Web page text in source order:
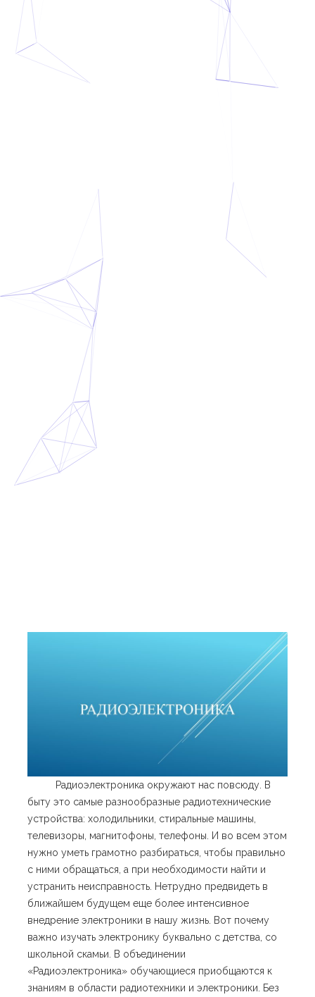
Радиоэлектроника окружают нас повсюду. В
быту это самые разнообразные радиотехнические
устройства: холодильники, стиральные машины,
телевизоры, магнитофоны, телефоны. И во всем этом
нужно уметь грамотно разбираться, чтобы правильно
с ними обращаться, а при необходимости найти и
устранить неисправность. Нетрудно предвидеть в
ближайшем будущем еще более интенсивное
внедрение электроники в нашу жизнь. Вот почему
важно изучать электронику буквально с детства, со
школьной скамьи. В объединении
«Радиоэлектроника» обучающиеся приобщаются к
знаниям в области радиотехники и электроники. Без